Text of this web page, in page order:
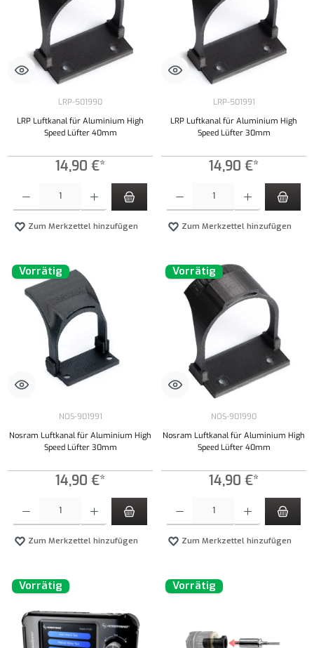
LRP-501990
LRP Luftkanal für Aluminium High
Speed Lüfter 40mm
14,90 €*
Zum Merkzettel hinzufügen
LRP-501991
LRP Luftkanal für Aluminium High
Speed Lüfter 30mm
14,90 €*
Zum Merkzettel hinzufügen
Vorrätig
NOS-901991
Nosram Luftkanal für Aluminium High
Speed Lüfter 30mm
14,90 €*
Zum Merkzettel hinzufügen
Vorrätig
NOS-901990
Nosram Luftkanal für Aluminium High
Speed Lüfter 40mm
14,90 €*
Zum Merkzettel hinzufügen
Vorrätig Vorrätig